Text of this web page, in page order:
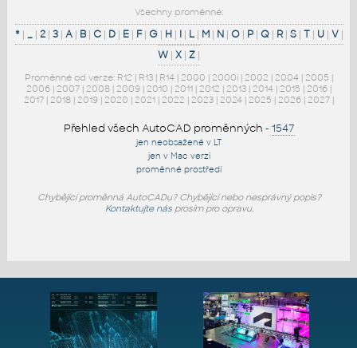
Všechny proměnné:
*| _| 2| 3| A| B| C| D| E| F| G| H | I| L| M| N| O| P| Q| R| S| T| U| V|
W | X | Z |
Proměnné od verze: R12 | R13 | R14 | 2000 | 2000i | 2002 | 2004 | 2005 |
2006 | 2007 | 2008 | 2009 | 2010 | 2011 | 2012 | 2013 | 2014 | 2015 | 2016 |
2017 | 2018 | 2019 | 2020 | 2021 | 2022 | 2023 | 2024 | 2025 | 2026 | 2027 |
Přehled všech AutoCAD proměnných - 1547
jen neobsažené v LT
jen v Mac verzi
proměnné prostředí
Chybějící proměnná AutoCADu? Chybějící nebo nesprávný popis?
Kontaktujte násprosím pro opravu.